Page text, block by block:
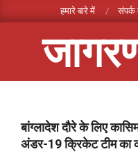
to
हमारे बारे में
Menuबांग्लादेश दौरे के लिए
अंडर-19 क्रिकेट टीम का